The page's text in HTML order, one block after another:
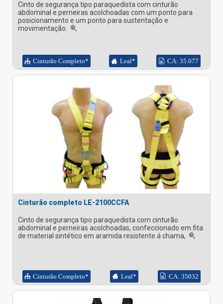
Cinto de segurança tipo paraquedista com cinturão
abdominal e perneiras acolchoadas com um ponto para
posicionamento e um ponto para sustentação e
movimentação.
Cinturão Completo* Leal* CA: 35.077
Cinturão completo LE-2100CCFA
Cinto de segurança tipo paraquedista com cinturão
abdominal e perneiras acolchoadas, confeccionado em fita
de material sintético em aramida resistente á chama,
Cinturão Completo* Leal* CA: 35032